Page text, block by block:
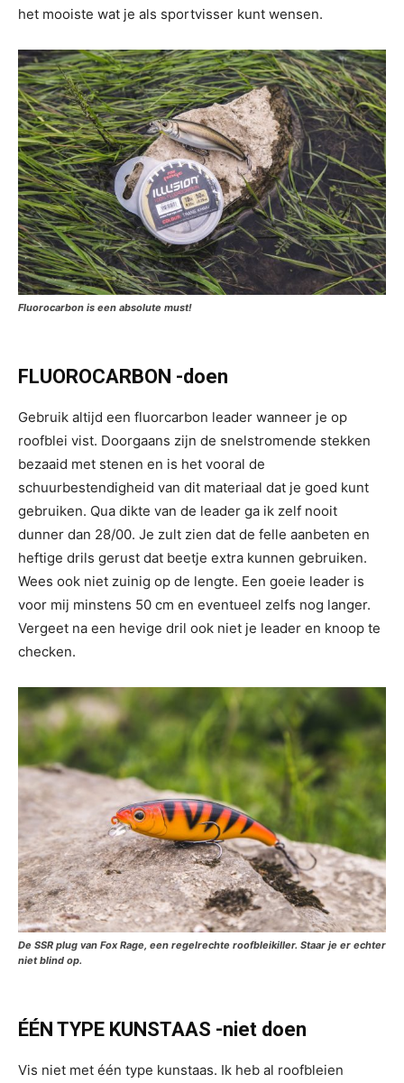
het mooiste wat je als sportvisser kunt wensen.
Fluorocarbon is een absolute must!
FLUOROCARBON -doen
Gebruik altijd een fluorcarbon leader wanneer je op
roofblei vist. Doorgaans zijn de snelstromende stekken
bezaaid met stenen en is het vooral de
schuurbestendigheid van dit materiaal dat je goed kunt
gebruiken. Qua dikte van de leader ga ik zelf nooit
dunner dan 28/00. Je zult zien dat de felle aanbeten en
heftige drils gerust dat beetje extra kunnen gebruiken.
Wees ook niet zuinig op de lengte. Een goeie leader is
voor mij minstens 50 cm en eventueel zelfs nog langer.
Vergeet na een hevige dril ook niet je leader en knoop te
checken.
De SSR plug van Fox Rage, een regelrechte roofbleikiller. Staar je er echter
niet blind op.
ÉÉN TYPE KUNSTAAS -niet doen
Vis niet met één type kunstaas. Ik heb al roofbleien